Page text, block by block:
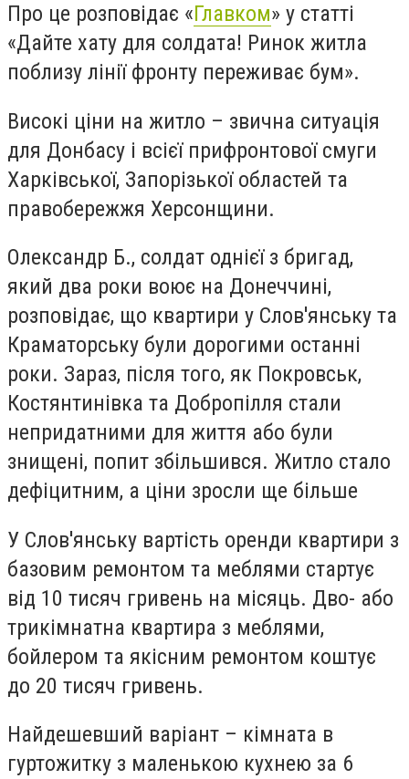
Про це розповідає «Главком» у статті
«Дайте хату для солдата! Ринок житла
поблизу лінії фронту переживає бум».
Високі ціни на житло – звична ситуація
для Донбасу і всієї прифронтової смуги
Харківської, Запорізької областей та
правобережжя Херсонщини.
Олександр Б., солдат однієї з бригад,
який два роки воює на Донеччині,
розповідає, що квартири у Слов'янську та
Краматорську були дорогими останні
роки. Зараз, після того, як Покровськ,
Костянтинівка та Добропілля стали
непридатними для життя або були
знищені, попит збільшився. Житло стало
дефіцитним, а ціни зросли ще більше
У Слов'янську вартість оренди квартири з
базовим ремонтом та меблями стартує
від 10 тисяч гривень на місяць. Дво- або
трикімнатна квартира з меблями,
бойлером та якісним ремонтом коштує
до 20 тисяч гривень.
Найдешевший варіант – кімната в
гуртожитку з маленькою кухнею за 6